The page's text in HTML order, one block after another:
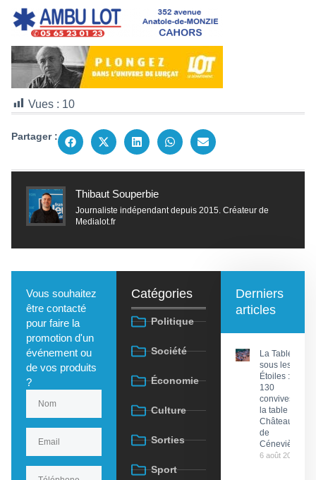
Vues : 10
Partager :
Thibaut Souperbie
Journaliste indépendant depuis 2015. Créateur de
Medialot.fr
Vous souhaitez
être contacté
pour faire la
promotion d'un
événement ou
de vos produits
?
Catégories
Politique
Société
Économie
Culture
Sorties
Sport
Derniers
articles
La Tablée
sous les
Étoiles :
130
convives à
la table du
Château
de
Cénevières
6 août 2026